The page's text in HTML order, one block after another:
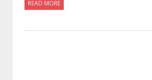
READ MORE